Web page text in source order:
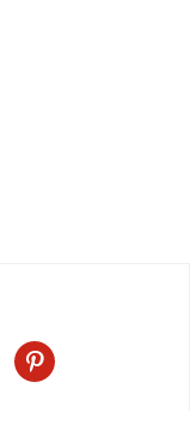
pinterest